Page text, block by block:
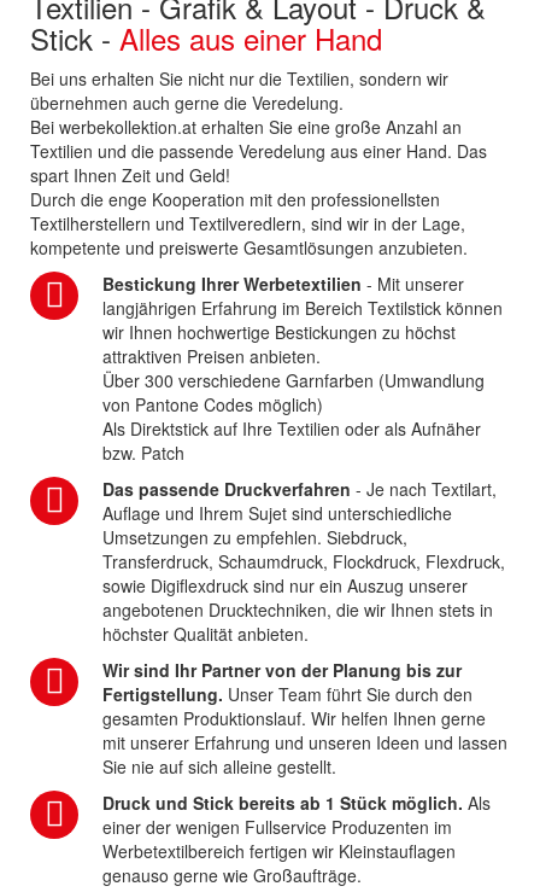
Stick - Alles aus einer Hand
Bei uns erhalten Sie nicht nur die Textilien, sondern wir
übernehmen auch gerne die Veredelung.
Bei werbekollektion.at erhalten Sie eine große Anzahl an
Textilien und die passende Veredelung aus einer Hand. Das
spart Ihnen Zeit und Geld!
Durch die enge Kooperation mit den professionellsten
Textilherstellern und Textilveredlern, sind wir in der Lage,
kompetente und preiswerte Gesamtlösungen anzubieten.
Bestickung Ihrer Werbetextilien - Mit unserer
langjährigen Erfahrung im Bereich Textilstick können
wir Ihnen hochwertige Bestickungen zu höchst
attraktiven Preisen anbieten.
Über 300 verschiedene Garnfarben (Umwandlung
von Pantone Codes möglich)
Als Direktstick auf Ihre Textilien oder als Aufnäher
bzw. Patch
Das passende Druckverfahren - Je nach Textilart,
Auflage und Ihrem Sujet sind unterschiedliche
Umsetzungen zu empfehlen. Siebdruck,
Transferdruck, Schaumdruck, Flockdruck, Flexdruck,
sowie Digiflexdruck sind nur ein Auszug unserer
angebotenen Drucktechniken, die wir Ihnen stets in
höchster Qualität anbieten.
Wir sind Ihr Partner von der Planung bis zur
Fertigstellung. Unser Team führt Sie durch den
gesamten Produktionslauf. Wir helfen Ihnen gerne
mit unserer Erfahrung und unseren Ideen und lassen
Sie nie auf sich alleine gestellt.
Druck und Stick bereits ab 1 Stück möglich. Als
einer der wenigen Fullservice Produzenten im
Werbetextilbereich fertigen wir Kleinstauflagen
genauso gerne wie Großaufträge.